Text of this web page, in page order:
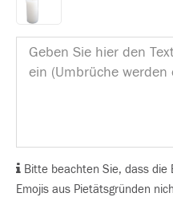
Bitte beachten Sie, dass die
Emojis aus Pietätsgründen